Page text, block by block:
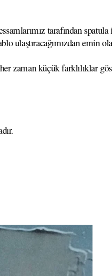
tarafından
ulaştıracağımızdan emin
zaman küçük farklılıklar